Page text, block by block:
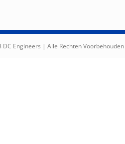
DC Engineers | Alle Rechten